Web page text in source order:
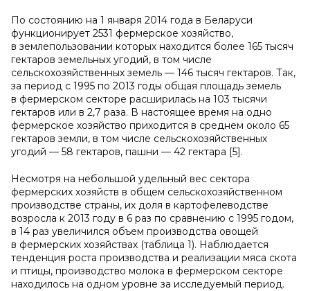
По состоянию на 1 января 2014 года в Беларуси
функционирует 2531 фермерское хозяйство,
в землепользовании которых находится более 165 тысяч
гектаров земельных угодий, в том числе
сельскохозяйственных земель — 146 тысяч гектаров. Так,
за период с 1995 по 2013 годы общая площадь земель
в фермерском секторе расширилась на 103 тысячи
гектаров или в 2,7 раза. В настоящее время на одно
фермерское хозяйство приходится в среднем около 65
гектаров земли, в том числе сельскохозяйственных
угодий — 58 гектаров, пашни — 42 гектара [5].
Несмотря на небольшой удельный вес сектора
фермерских хозяйств в общем сельскохозяйственном
производстве страны, их доля в картофелеводстве
возросла к 2013 году в 6 раз по сравнению с 1995 годом,
в 14 раз увеличился объем производства овощей
в фермерских хозяйствах (таблица 1). Наблюдается
тенденция роста производства и реализации мяса скота
и птицы, производство молока в фермерском секторе
находилось на одном уровне за исследуемый период.